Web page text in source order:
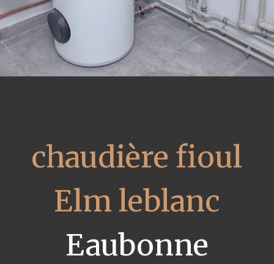
chaudière fioul
Elm leblanc
Eaubonne